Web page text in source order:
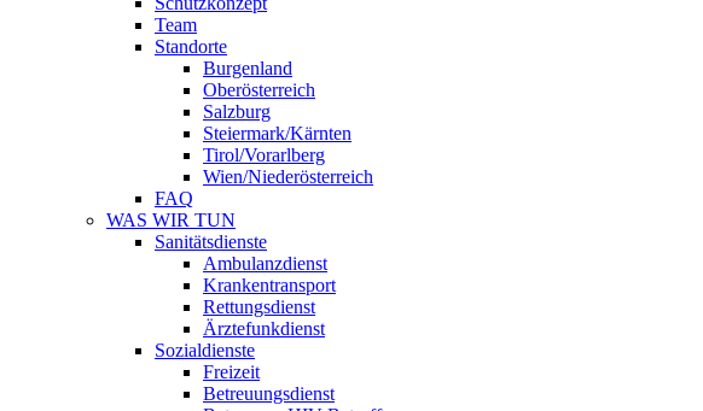
Team
Standorte
Burgenland
Oberösterreich
Salzburg
Steiermark/Kärnten
Tirol/Vorarlberg
Wien/Niederösterreich
FAQ
WAS WIR TUN
Sanitätsdienste
Ambulanzdienst
Krankentransport
Rettungsdienst
Ärztefunkdienst
Sozialdienste
Freizeit
Betreuungsdienst